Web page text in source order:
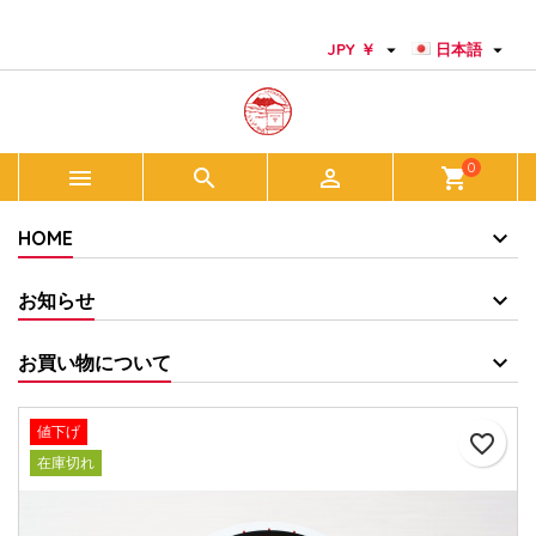
日本語 
JPY ￥ 
   shopping_cart0
HOME
お知らせ
お買い物について
favorite_border
値下げ
在庫切れ
×
×
×
You need to be logged in to save products in your
キャンセル サインイン